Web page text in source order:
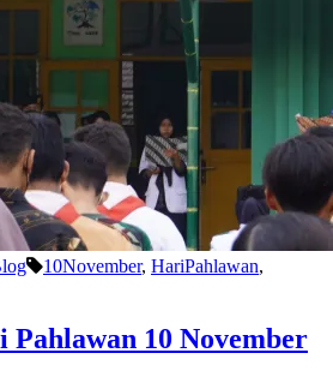
10November, HariPahlawan,
10 November